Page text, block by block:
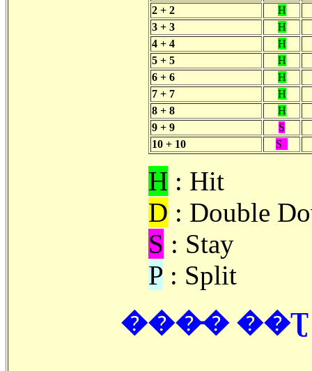
2 + 2
H
3 + 3
H
4 + 4
H
5 + 5
H
6 + 6
H
7 + 7
H
8 + 8
H
9 + 9
S
10 + 10
S
H : Hit
D : Double
S : Stay
P : Split
���̵� ��Ʈ (